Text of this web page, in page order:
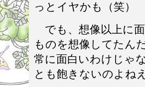
っとイヤかも（笑）
でも、想像以上に
ものを想像してたん
常に面白いわけじゃ
とも飽きないのよね